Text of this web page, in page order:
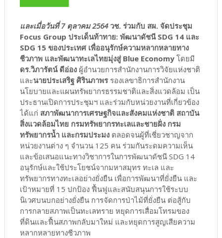
และเมื่อวันที่ 7 ตุลาคม 2564 วช. ร่วมกับ สผ. จัดประชุม
Focus Group ประเด็นท้าทาย: พัฒนาดัชนี SDG 14 และ
SDG 15 ของประเทศ เพื่ออนุรักษ์ความหลากหลายทาง
ชีวภาพ และพัฒนาทะเลไทยมุ่งสู่ Blue Economyโดยมี
ดร.วิภารัตน์ ดีอ่องผู้อำนวยการสำนักงานการวิจัยแห่งชาติ
และนายประเสริฐ ศิรินภาพรรองเลขาธิการสำนักงาน
นโยบายและแผนทรัพยากรธรรมชาติและสิ่งแวดล้อม เป็น
ประธานเปิดการประชุมฯ และร่วมกับหน่วยงานที่เกี่ยวข้อง
ได้แก่ สภาพัฒนาการเศรษฐกิจและสังคมแห่งชาติ สถาบัน
สิ่งแวดล้อมไทย กรมทรัพยากรทะเลและชายฝั่ง กรม
ทรัพยากรน้ำ และกรมประมงตลอดจนผู้ที่เชี่ยวชาญจาก
หน่วยงานต่าง ๆ จำนวน 125 คน ร่วมกันระดมความเห็น
และข้อเสนอแนะทางวิชาการในการพัฒนาดัชนี SDG 14
อนุรักษ์และใช้ประโยชน์จากมหาสมุทร ทะเล และ
ทรัพยากรทางทะเลอย่างยั่งยืน เพื่อการพัฒนาที่ยั่งยืน และ
เป้าหมายที่ 15 ปกป้อง ฟื้นฟูและสนับสนุนการใช้ระบบ
นิเวศบนบกอย่างยั่งยืน การจัดการป่าไม้ที่ยั่งยืน ต่อสู้กับ
การกลายสภาพเป็นทะเลทราย หยุดการเสื่อมโทรมของ
ที่ดินและฟื้นสภาพกลับมาใหม่ และหยุดการสูญเสียความ
หลากหลายทางชีวภาพ